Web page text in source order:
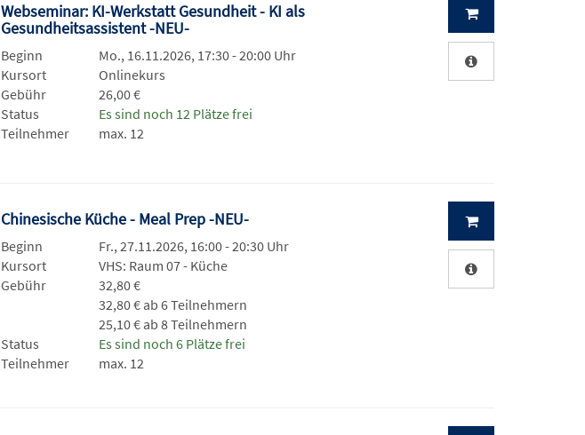
Webseminar: KI-Werkstatt Gesundheit - KI als
Gesundheitsassistent -NEU-
Beginn
Mo., 16.11.2026, 17:30 - 20:00 Uhr
Kursort
Onlinekurs
Gebühr
26,00 €
Status
Es sind noch 12 Plätze frei
Teilnehmer
max. 12
Chinesische Küche - Meal Prep -NEU-
Beginn
Fr., 27.11.2026, 16:00 - 20:30 Uhr
Kursort
VHS: Raum 07 - Küche
Gebühr
32,80 €
32,80 € ab 6 Teilnehmern
25,10 € ab 8 Teilnehmern
Status
Es sind noch 6 Plätze frei
Teilnehmer
max. 12